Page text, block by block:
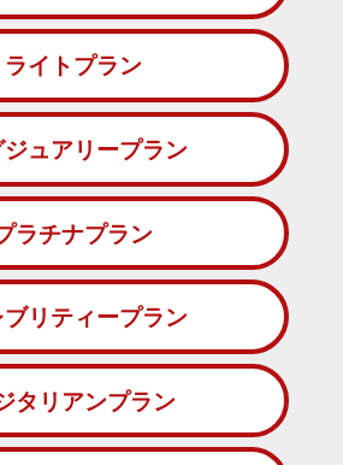
ライトプラン
ジュアリープラン
ラチナプラン
リティープラン
タリアンプラン